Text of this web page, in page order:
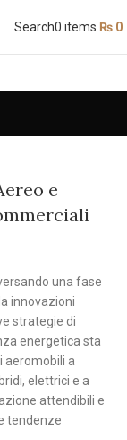
Search0 items ₨ 0
e
una fase
innovazioni
strategie di
energetica sta
aeromobili a
elettrici e a
attendibili e
tendenze